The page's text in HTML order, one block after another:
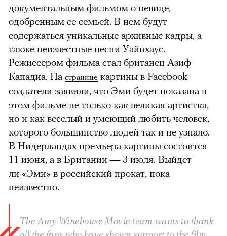
документальным фильмом о певице,
одобренным ее семьей. В нем будут
содержаться уникальные архивные кадры, а
также неизвестные песни Уайнхаус.
Режиссером фильма стал британец Азиф
Кападиа. На странице картины в Facebook
создатели заявили, что Эми будет показана в
этом фильме не только как великая артистка,
но и как веселый и умеющий любить человек,
которого большинство людей так и не узнало.
В Нидерландах премьера картины состоится
11 июня, а в Британии—3 июля. Выйдет
ли «Эми» в российский прокат, пока
неизвестно.
The Amy Winehouse Movie team wants to thank